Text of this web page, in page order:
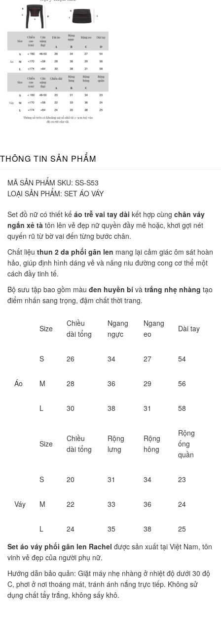
THÔNG TIN SẢN PHẨM
MÃ SẢN PHẨM SKU: SS-S53
LOẠI SẢN PHẨM: SET ÁO VÁY
Set đồ nữ có thiết kế áo trễ vai tay dài kết hợp cùng chân váy
ngắn xẻ tà tôn lên vẻ đẹp nữ quyền đầy mê hoặc, khơi gợi nét
quyến rũ từ bờ vai đến từng bước chân.
Chất liệu thun 2 da phối gân len mang lại cảm giác ôm sát hoàn
hảo, giúp định hình dáng vẻ và nâng niu đường cong cơ thể một
cách đầy tinh tế.
Bộ sưu tập bao gồm màu đen huyền bí và trắng nhẹ nhàng tạo
điểm nhấn sang trọng, đậm chất thời trang.
Size
Chiều
dài tổng
Ngang
ngực
Ngang
eo
Dài tay
Áo
S 26 34 27 54
M 28 36 29 56
L 30 38 31 58
Size
Chiều
dài tổng
Rộng
lưng
Rộng
hông
Rộng
ống
quần
Váy
S 20 31 34 23
M 22 33 36 24
L 24 35 38
25
Set áo váy phối gân len Rachel được sản xuất tại Việt Nam, tôn
vinh vẻ đẹp của người phụ nữ.
Hướng dẫn bảo quản: Giặt máy nhẹ nhàng ở nhiệt độ dưới 30 độ
C, phơi ở nơi thoáng mát, tránh ánh nắng trực tiếp. Không sử
dụng chất tẩy trắng, không sấy khô.